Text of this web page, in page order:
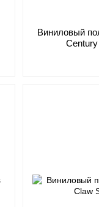
Виниловый